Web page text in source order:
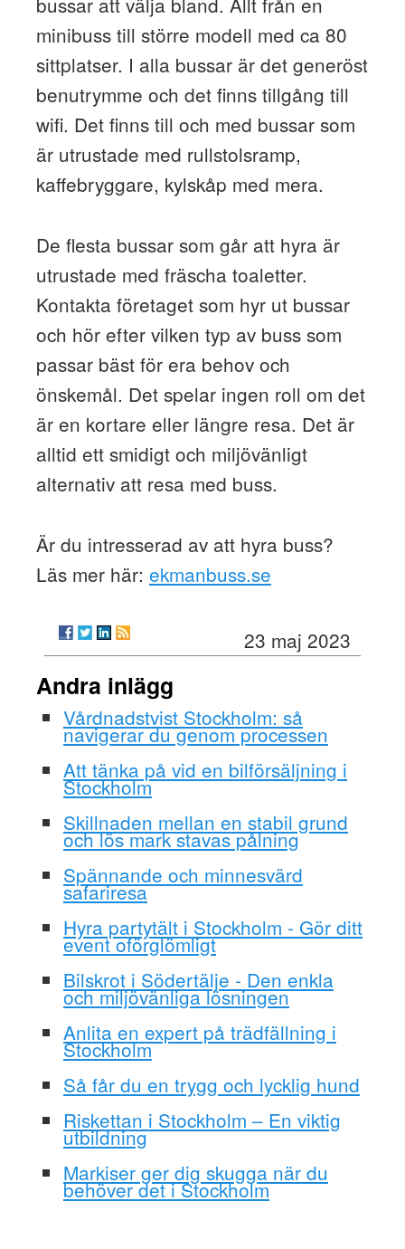
minibuss till större modell med ca 80
sittplatser. I alla bussar är det generöst
benutrymme och det finns tillgång till
wifi. Det finns till och med bussar som
är utrustade med rullstolsramp,
kaffebryggare, kylskåp med mera.
De flesta bussar som går att hyra är
utrustade med fräscha toaletter.
Kontakta företaget som hyr ut bussar
och hör efter vilken typ av buss som
passar bäst för era behov och
önskemål. Det spelar ingen roll om det
är en kortare eller längre resa. Det är
alltid ett smidigt och miljövänligt
alternativ att resa med buss.
Är du intresserad av att hyra buss?
Läs mer här: ekmanbuss.se
23 maj 2023
Andra inlägg
Vårdnadstvist Stockholm: så
navigerar du genom processen
Att tänka på vid en bilförsäljning i
Stockholm
Skillnaden mellan en stabil grund
och lös mark stavas pålning
Spännande och minnesvärd
safariresa
Hyra partytält i Stockholm - Gör ditt
event oförglömligt
Bilskrot i Södertälje - Den enkla
och miljövänliga lösningen
Anlita en expert på trädfällning i
Stockholm
Så får du en trygg och lycklig hund
Riskettan i Stockholm – En viktig
utbildning
Markiser ger dig skugga när du
behöver det i Stockholm